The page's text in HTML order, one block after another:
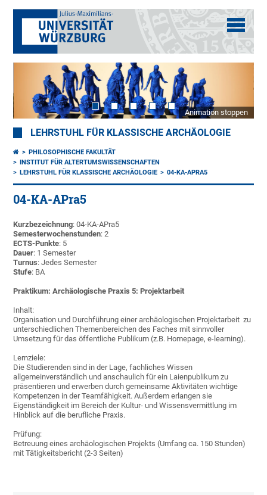
Animation stoppen
LEHRSTUHL FÜR KLASSISCHE ARCHÄOLOGIE
PHILOSOPHISCHE FAKULTÄT
INSTITUT FÜR ALTERTUMSWISSENSCHAFTEN
LEHRSTUHL FÜR KLASSISCHE ARCHÄOLOGIE
04-KA-APRA5
04-KA-APra5
Kurzbezeichnung: 04-KA-APra5
Semesterwochenstunden: 2
ECTS-Punkte: 5
Dauer: 1 Semester
Turnus: Jedes Semester
Stufe: BA
Praktikum: Archäologische Praxis 5: Projektarbeit
Inhalt:
Organisation und Durchführung einer archäologischen Projektarbeit zu
unterschiedlichen Themenbereichen des Faches mit sinnvoller
Umsetzung für das öffentliche Publikum (z.B. Homepage, e-learning).
Lernziele:
Die Studierenden sind in der Lage, fachliches Wissen
allgemeinverständlich und anschaulich für ein Laienpublikum zu
präsentieren und erwerben durch gemeinsame Aktivitäten wichtige
Kompetenzen in der Teamfähigkeit. Außerdem erlangen sie
Eigenständigkeit im Bereich der Kultur- und Wissensvermittlung im
Hinblick auf die berufliche Praxis.
Prüfung:
Betreuung eines archäologischen Projekts (Umfang ca. 150 Stunden)
mit Tätigkeitsbericht (2-3 Seiten)